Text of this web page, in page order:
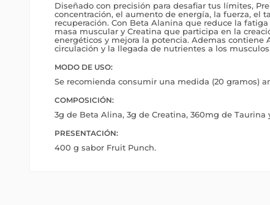
Diseñado con precisión para desafiar tus límites,
concentración, el aumento de energía, la fuerza, el
recuperación. Con Beta Alanina que reduce la
masa muscular y Creatina que participa en la
energéticos y mejora la potencia. Ademas contiene
circulación y la llegada de nutrientes a los musculos.
MODO DE USO:
Se recomienda consumir una medida (20 gramos)
COMPOSICIÓN:
3g de Beta Alina, 3g de Creatina, 360mg de Taurina
PRESENTACIÓN:
400 g sabor Fruit Punch.